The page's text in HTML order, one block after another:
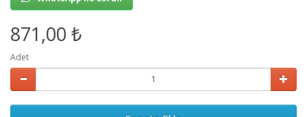
871,00 ₺
Adet